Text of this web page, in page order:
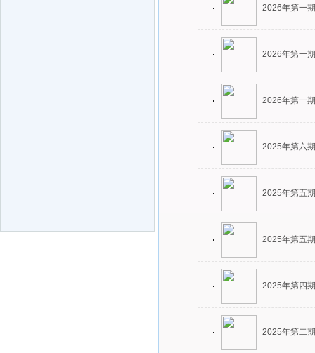
2026年第一期
2026年第一期
2026年第一期
2025年第六期
2025年第五期
2025年第五期
2025年第四期
2025年第二期